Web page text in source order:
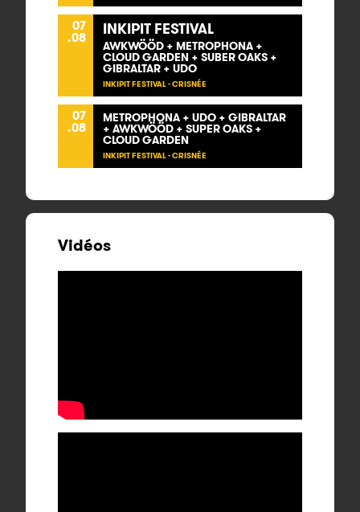
07
.08 INKIPIT FESTIVAL
AWKWÖÖD + METROPHONA +
CLOUD GARDEN + SUBER OAKS +
GIBRALTAR + UDO
INKIPIT FESTIVAL - CRISNÉE
07
.08
METROPHONA + UDO + GIBRALTAR
+ AWKWÖÖD + SUPER OAKS +
CLOUD GARDEN
INKIPIT FESTIVAL - CRISNÉE
Vidéos